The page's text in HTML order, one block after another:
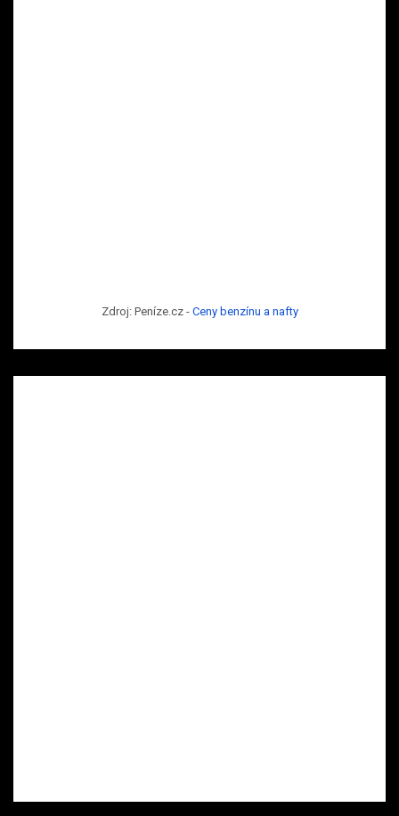
Zdroj: Peníze.cz - Ceny benzínu a nafty